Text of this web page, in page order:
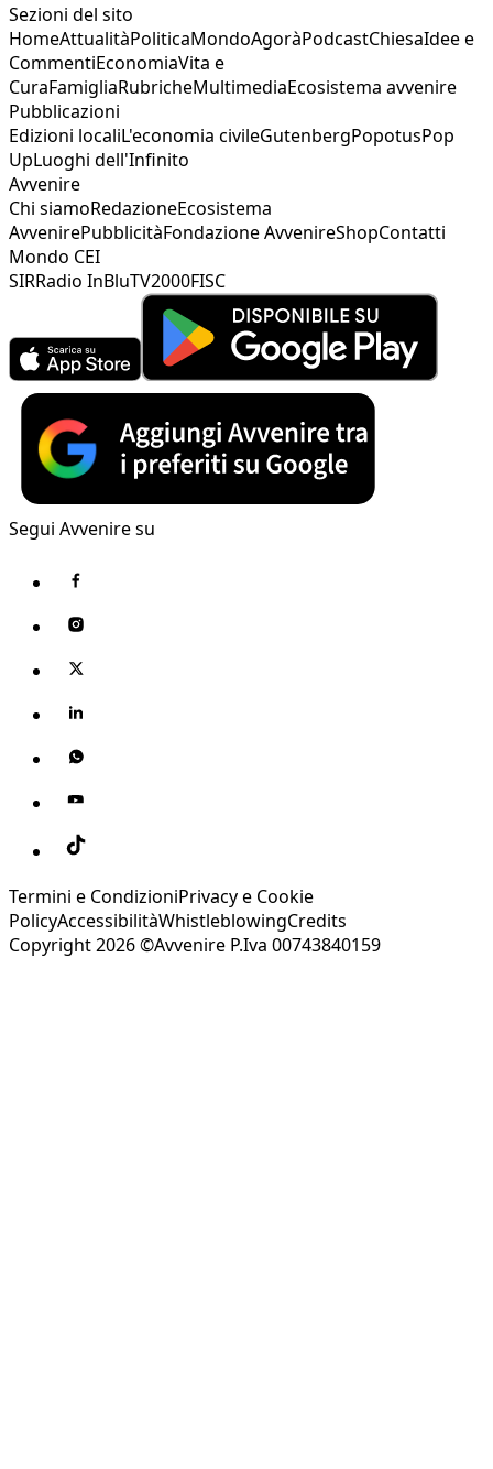
Sezioni del sito
HomeAttualitàPoliticaMondoAgoràPodcastChiesaIdee e
CommentiEconomiaVita e
CuraFamigliaRubricheMultimediaEcosistema avvenire
Pubblicazioni
Edizioni localiL'economia civileGutenbergPopotusPop
UpLuoghi dell'Infinito
Avvenire
Chi siamoRedazioneEcosistema
AvvenirePubblicitàFondazione AvvenireShopContatti
Mondo CEI
SIRRadio InBluTV2000FISC
Segui Avvenire su
Termini e CondizioniPrivacy e Cookie
PolicyAccessibilitàWhistleblowingCredits
Copyright 2026 ©Avvenire P.Iva 00743840159